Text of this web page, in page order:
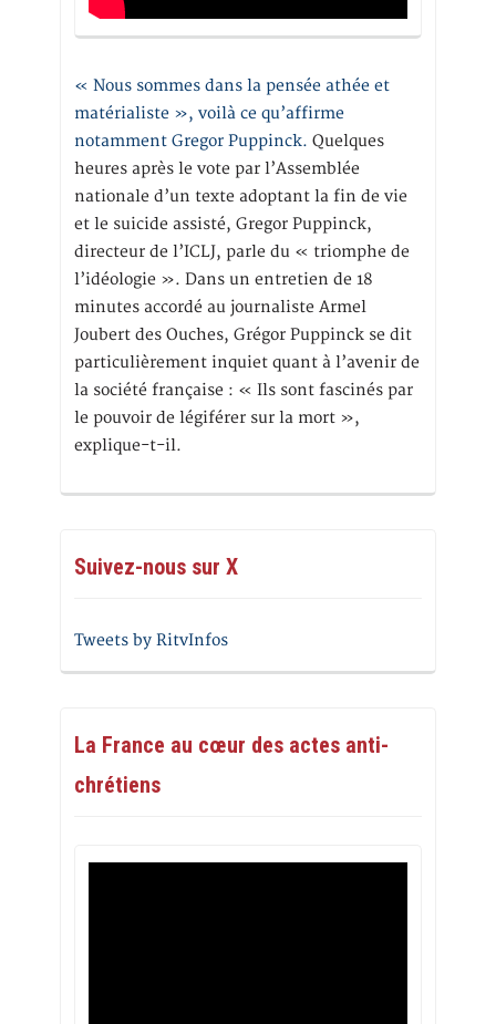
« Nous sommes dans la pensée athée et
matérialiste », voilà ce qu’affirme
notamment Gregor Puppinck. Quelques
heures après le vote par l’Assemblée
nationale d’un texte adoptant la fin de vie
et le suicide assisté, Gregor Puppinck,
directeur de l’ICLJ, parle du « triomphe de
l’idéologie ». Dans un entretien de 18
minutes accordé au journaliste Armel
Joubert des Ouches, Grégor Puppinck se dit
particulièrement inquiet quant à l’avenir de
la société française : « Ils sont fascinés par
le pouvoir de légiférer sur la mort »,
explique-t-il.
Suivez-nous sur X
Tweets by RitvInfos
La France au cœur des actes anti-
chrétiens